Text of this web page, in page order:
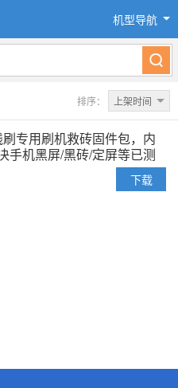
机型导航
排序： 上架时间
专用刷机救砖固件包，内
手机黑屏/黑砖/定屏等已测
下载